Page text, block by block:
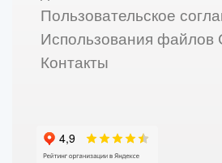
Пользовательское
Использования файлов
Контакты